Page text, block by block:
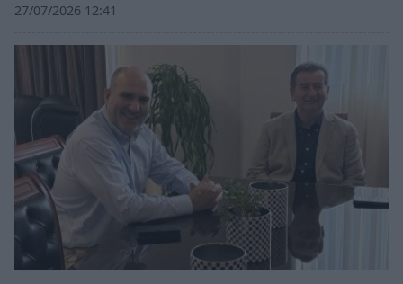
27/07/2026 12:41